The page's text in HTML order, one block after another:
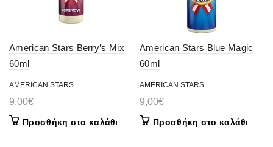
American Stars Berry’s Mix
60ml
AMERICAN STARS
9,00€
Προσθήκη στο καλάθι
American Stars Blue Magic
60ml
AMERICAN STARS
9,00€
Προσθήκη στο καλάθι